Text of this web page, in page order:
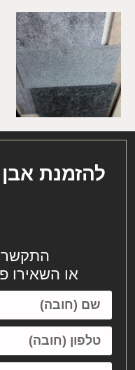
להזמנת
או השאירו